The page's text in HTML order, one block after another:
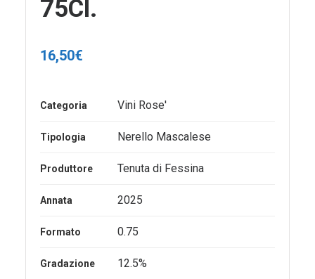
75Cl.
16,50€
Categoria Vini Rose'
Tipologia Nerello Mascalese
Produttore Tenuta di Fessina
Annata 2025
Formato 0.75
Gradazione 12.5%